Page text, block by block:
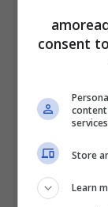
maniera
consent
content
Store
Learn